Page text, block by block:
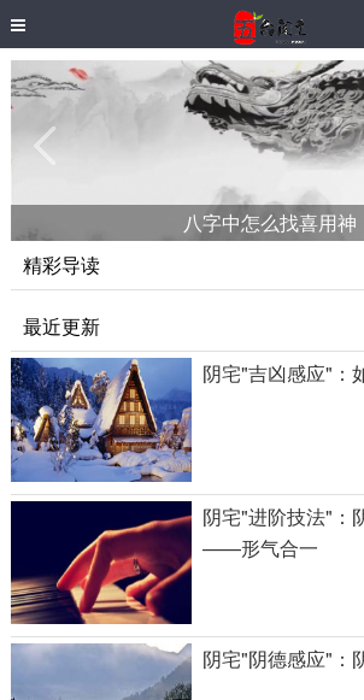
八字中怎么找喜用神
精彩导读
最近更新
阴宅"吉凶感应"：
阴宅"进阶技法"：
——形气合一
阴宅"阴德感应"：